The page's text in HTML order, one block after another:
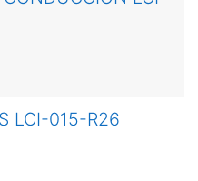
LCI-015-R26